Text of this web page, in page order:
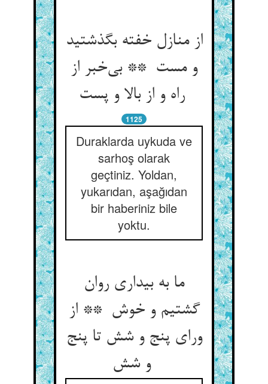
از منازل خفته بگذشتید
و مست ** بی‌خبر از
راه و از بالا و پست
1125
Duraklarda uykuda ve
sarhoş olarak
geçtiniz. Yoldan,
yukarıdan, aşağıdan
bir haberiniz bile
yoktu.
ما به بیداری روان
گشتیم و خوش ** از
ورای پنج و شش تا پنج
و شش